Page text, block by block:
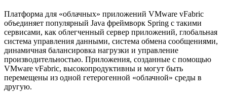
Платформа для «облачных» приложений VMware vFabric
объединяет популярный Java фреймворк Spring с такими
сервисами, как облегченный сервер приложений, глобальная
система управления данными, система обмена сообщениями,
динамичная балансировка нагрузки и управление
производительностью. Приложения, созданные с помощью
VMware vFabric, высокопродуктивны и могут быть
перемещены из одной гетерогенной «облачной» среды в
другую.